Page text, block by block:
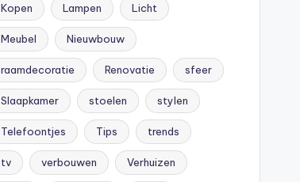
Kopen Lampen Licht
Meubel Nieuwbouw
raamdecoratie Renovatie sfeer
Slaapkamer stoelen stylen
Telefoontjes Tips trends
tv verbouwen Verhuizen